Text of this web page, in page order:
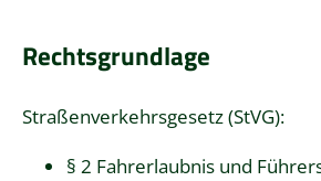
Rechtsgrundlage
Straßenverkehrsgesetz (StVG):
§ 2 Fahrerlaubnis und